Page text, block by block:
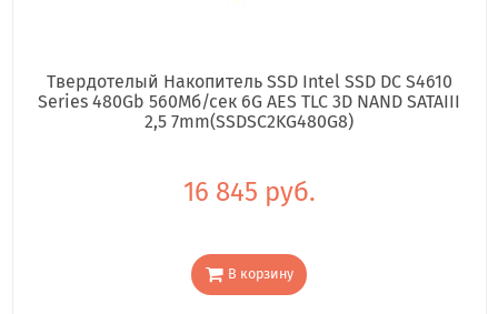
Твердотелый Накопитель SSD Intel SSD DC S4610
Series 480Gb 560Мб/сек 6G AES TLC 3D NAND SATAIII
2,5 7mm(SSDSC2KG480G8)
16 845 руб.
В корзину